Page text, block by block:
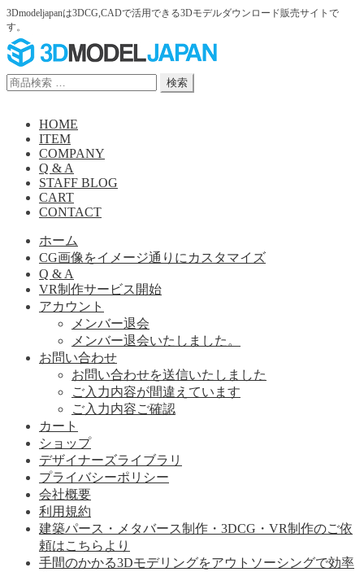
3Dmodeljapanは3DCG,CADで活用できる3Dモデルダウンロード販売サイトで
す。
ナ
ビ
ゲ
ー
コ
ン
テ
ン
検
検索
HOME
ITEM
COMPANY
Q & A
STAFF BLOG
CART
CONTACT
ホーム
CG画像をイメージ通りにカスタマイズ
Q & A
VR制作サービス開始
アカウント
メンバー退会
メンバー退会いたしました。
お問い合わせ
お問い合わせを送信いたしました
ご入力内容が間違えています
ご入力内容ご確認
カート
ショップ
デザイナーズライブラリ
プライバシーポリシー
会社概要
利用規約
建築パース・メタバース制作・3DCG・VR制作のご依
頼はこちらより
手間のかかる3Dモデリングをアウトソーシングで効率